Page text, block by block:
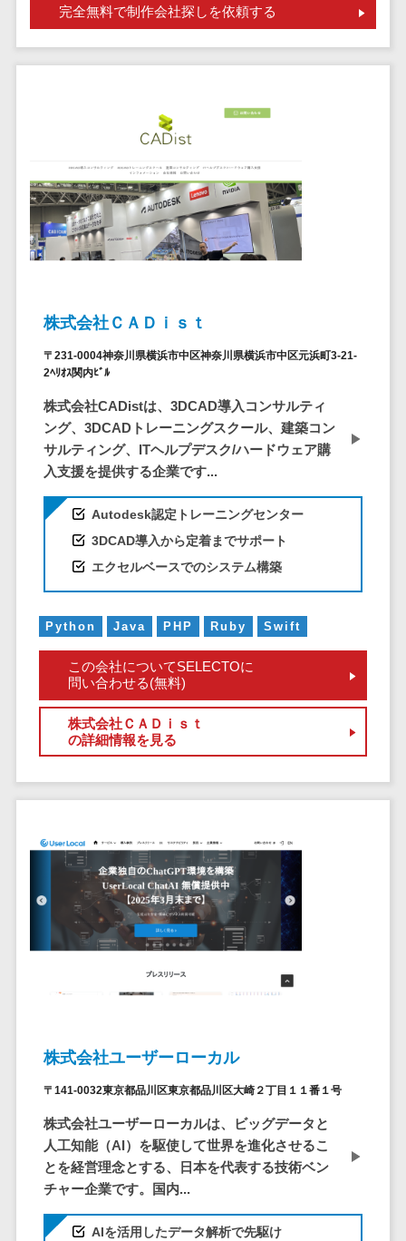
委託先管理サービス>
URLフィルタリング>
CASB>
電話認証サービス>
UTM> 不正検知サービス>
業務全般
業務標準化ツール>
BPMツール>
ChatGPTサービス>
ワークフローシステム>
マニュアル作成ツール>
物品管理システム> RPAツール>
物流・流通向け
車両管理システム>
商圏分析ツール>
配送管理システム>
バース予約システム>
運送業務支援システム>
店舗業務支援システム>
配送ルート最適化>
IT点呼サービス>
電子カルテ>
障害福祉ソフト>
オンライン診療システム>
オンコール代行サービス>
訪問看護ステーション向けサービ
ス>
健康診断システム>
診療予約システム>
ー音声認識
ITサービスマネ
ジメントツール
問い合わせ管
理システム
遠隔サポート
ツール
コールセンタ
析システム
チャットボッ
FAQシステム
コミュニケー
ション
オンラインス
トレージ（ファ
イル共有）
ファイル転送
サービス
テム
会議効率化ツ
ール
ナレッジ共有
デジタルサイ
ネージソフト
オンライン校
正ツール
ア
テム
管理ツール
電子証明書サ
ービス
電子証明書サ
ービス
完全無料で制作会社探しを依頼する
株式会社ＣＡＤｉｓｔ
〒231-0004神奈川県横浜市中区神奈川県横浜市中区元浜町3-21-
2ﾍﾘｵｽ関内ﾋﾞﾙ
株式会社CADistは、3DCAD導入コンサルティ
ング、3DCADトレーニングスクール、建築コン
サルティング、ITヘルプデスク/ハードウェア購
入支援を提供する企業です...
Autodesk認定トレーニングセンター
3DCAD導入から定着までサポート
エクセルベースでのシステム構築
Python Java PHP Ruby Swift
この会社についてSELECTOに
問い合わせる(無料)
株式会社ＣＡＤｉｓｔ
の詳細情報を見る
株式会社ユーザーローカル
〒141-0032東京都品川区東京都品川区大崎２丁目１１番１号
株式会社ユーザーローカルは、ビッグデータと
人工知能（AI）を駆使して世界を進化させるこ
とを経営理念とする、日本を代表する技術ベン
チャー企業です。国内...
AIを活用したデータ解析で先駆け